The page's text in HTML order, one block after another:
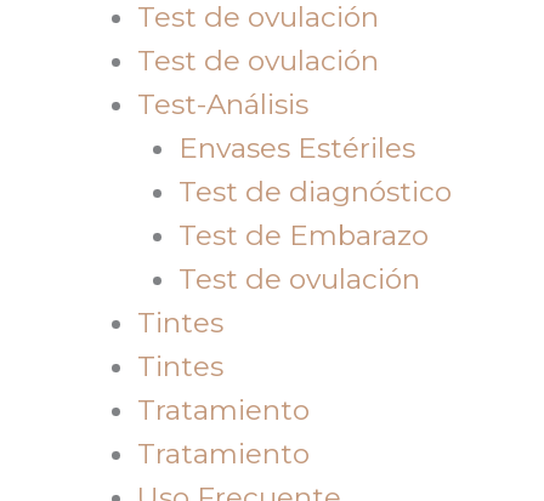
Test de ovulación
Test de ovulación
Test-Análisis
Envases Estériles
Test de diagnóstico
Test de Embarazo
Test de ovulación
Tintes
Tintes
Tratamiento
Tratamiento